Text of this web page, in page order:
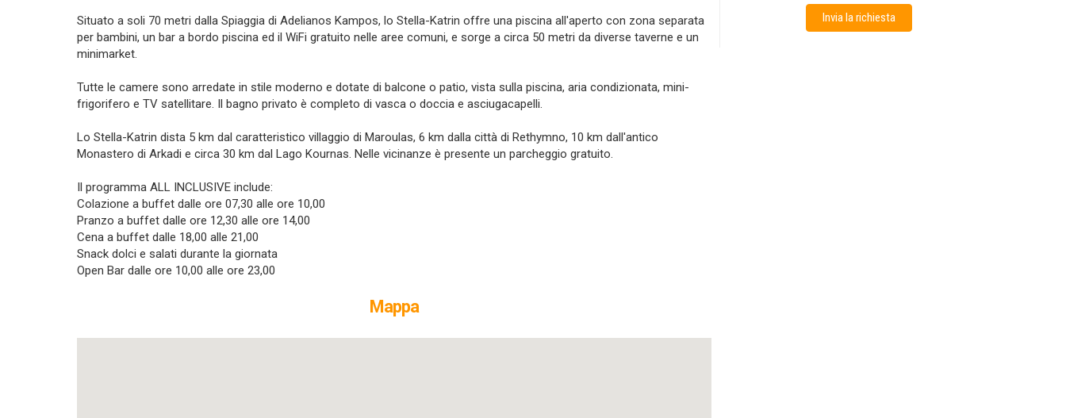
Situato a soli 70 metri dalla Spiaggia di Adelianos Kampos, lo Stella-Katrin offre una piscina all'aperto con zona separata
per bambini, un bar a bordo piscina ed il WiFi gratuito nelle aree comuni, e sorge a circa 50 metri da diverse taverne e un
minimarket.
Tutte le camere sono arredate in stile moderno e dotate di balcone o patio, vista sulla piscina, aria condizionata, mini-
frigorifero e TV satellitare. Il bagno privato è completo di vasca o doccia e asciugacapelli.
Lo Stella-Katrin dista 5 km dal caratteristico villaggio di Maroulas, 6 km dalla città di Rethymno, 10 km dall'antico
Monastero di Arkadi e circa 30 km dal Lago Kournas. Nelle vicinanze è presente un parcheggio gratuito.
Il programma ALL INCLUSIVE include:
Colazione a buffet dalle ore 07,30 alle ore 10,00
Pranzo a buffet dalle ore 12,30 alle ore 14,00
Cena a buffet dalle 18,00 alle 21,00
Snack dolci e salati durante la giornata
Open Bar dalle ore 10,00 alle ore 23,00
Mappa
Invia la richiesta